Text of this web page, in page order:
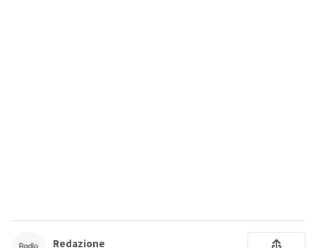
Redazione